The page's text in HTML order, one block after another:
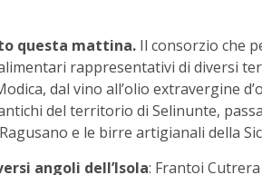
questa mattina. Il consorzio che
rappresentativi di diversi
dal vino all’olio extravergine
del territorio di Selinunte,
e le birre artigianali della
angoli dell’Isola: Frantoi